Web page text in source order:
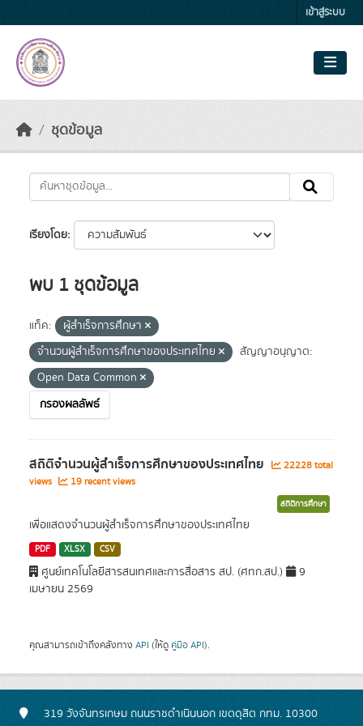
เข้าสู่ระบบ
ชุดข้อมูล
เรียงโดย
พบ 1 ชุดข้อมูล
แท็ค:
ผู้สำเร็จการศึกษา
จำนวนผู้สำเร็จการศึกษาของประเทศไทย
สัญญาอนุญาต:
Open Data Common
กรองผลลัพธ์
สถิติจำนวนผู้สำเร็จการศึกษาของประเทศไทย
22228 total
views
19 recent views
สถิติการศึกษา
เพื่อแสดงจำนวนผู้สำเร็จการศึกษาของประเทศไทย
PDF XLSX CSV
ศูนย์เทคโนโลยีสารสนเทศและการสื่อสาร สป. (ศทก.สป.)
9
เมษายน 2569
คุณสามารถเข้าถึงคลังทาง API (ให้ดู คู่มือ API).
319 วังจันทรเกษม ถนนราชดำเนินนอก เขตดุสิต กทม. 10300